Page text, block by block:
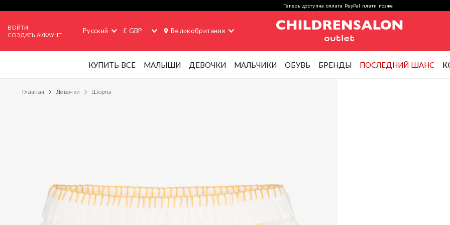
Теперь доступна оплата PayPal плати позже
ВОЙТИ
СОЗДАТЬ АККАУНТ
Русский £ GBP Великобритания
КУПИТЬ ВСЕ МАЛЫШИ ДЕВОЧКИ МАЛЬЧИКИ ОБУВЬ БРЕНДЫ ПОСЛЕДНИЙ ШАНС
Главная Девочки Шорты